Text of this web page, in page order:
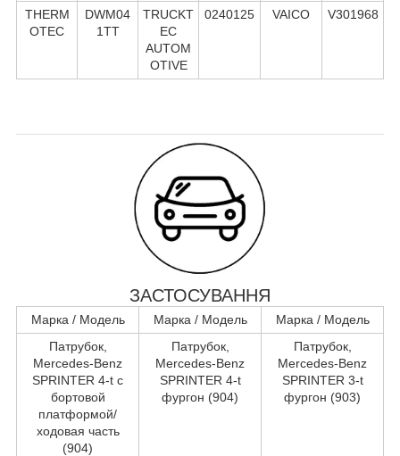
THERM
OTEC
DWM04
1TT
TRUCKT
EC
AUTOM
OTIVE
0240125 VAICO V301968
ЗАСТОСУВАННЯ
Марка / Модель Марка / Модель
Марка / Модель
Патрубок,
Mercedes-Benz
SPRINTER 4-t c
бортовой
платформой/
ходовая часть
(904)
Патрубок,
Mercedes-Benz
SPRINTER 4-t
фургон (904)
Патрубок,
Mercedes-Benz
SPRINTER 3-t
фургон (903)